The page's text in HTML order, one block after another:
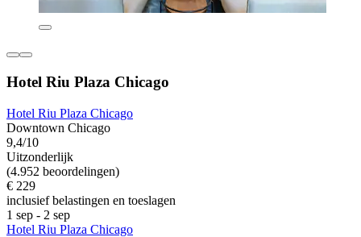
Hotel Riu Plaza Chicago
Hotel Riu Plaza Chicago
Downtown Chicago
9,4/10
Uitzonderlijk
(4.952 beoordelingen)
€ 229
inclusief belastingen en toeslagen
1 sep - 2 sep
Hotel Riu Plaza Chicago